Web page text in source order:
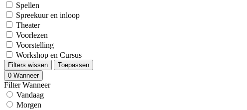
Spellen
Spreekuur en inloop
Theater
Voorlezen
Voorstelling
Workshop en Cursus
Filters wissen
Toepassen
0 Wanneer
Filter Wanneer
Vandaag
Morgen